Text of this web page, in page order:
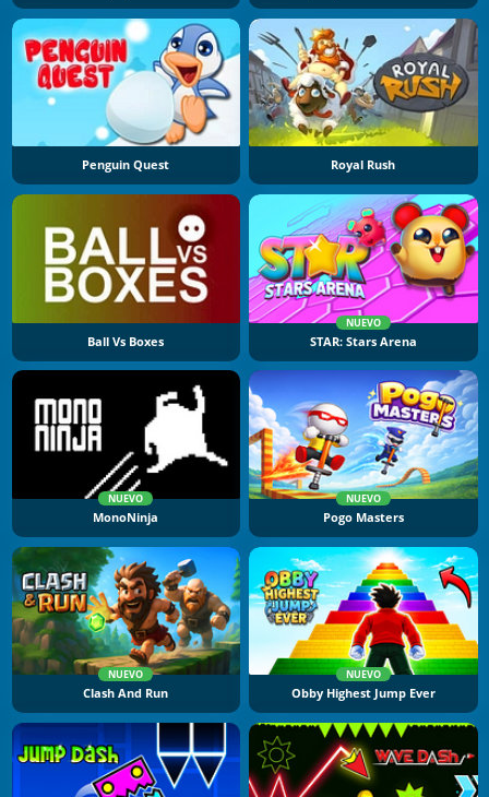
Penguin Quest Royal Rush
Ball Vs Boxes
NUEVO
STAR: Stars Arena
NUEVO
MonoNinja
NUEVO
Pogo Masters
NUEVO
Clash And Run
NUEVO
Obby Highest Jump Ever